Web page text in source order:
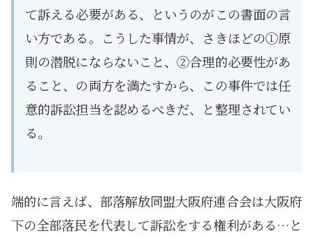
て訴える必要がある、というのがこの書面の言
い方である。こうした事情が、さきほどの①原
則の潜脱にならないこと、②合理的必要性があ
ること、の両方を満たすから、この事件では任
意的訴訟担当を認めるべきだ、と整理されてい
る。
端的に言えば、部落解放同盟大阪府連合会は大阪府
下の全部落民を代表して訴訟をする権利がある…と